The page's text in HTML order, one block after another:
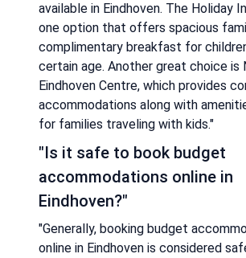
available in Eindhoven. The Holiday
one option that offers spacious
complimentary breakfast for
certain age. Another great choice is
Eindhoven Centre, which provides
accommodations along with
for families traveling with kids."
"Is it safe to book budget
accommodations online in
Eindhoven?"
"Generally, booking budget
online in Eindhoven is considered